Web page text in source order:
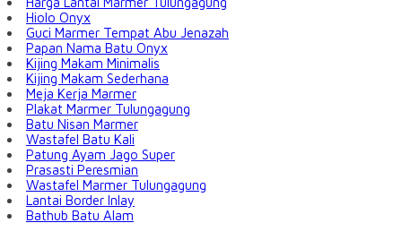
Hiolo Onyx
Guci Marmer Tempat Abu Jenazah
Papan Nama Batu Onyx
Kijing Makam Minimalis
Kijing Makam Sederhana
Meja Kerja Marmer
Plakat Marmer Tulungagung
Batu Nisan Marmer
Wastafel Batu Kali
Patung Ayam Jago Super
Prasasti Peresmian
Wastafel Marmer Tulungagung
Lantai Border Inlay
Bathub Batu Alam